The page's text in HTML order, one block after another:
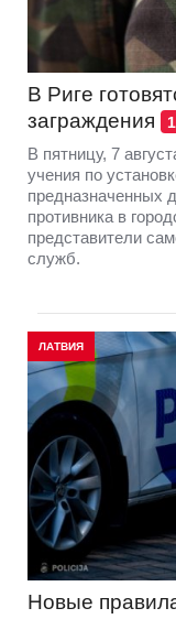
В Риге
заграждения
1
В пятницу, 7
учения по
предназначенных
противника в
представители
служб.
ЛАТВИЯ
Новые